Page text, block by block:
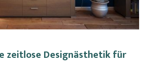
zeitlose Designästhetik für